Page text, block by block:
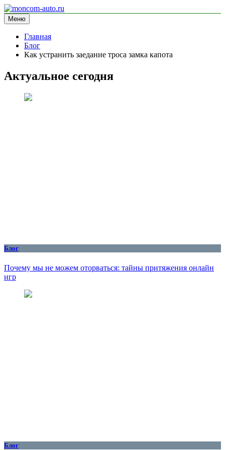
Перейти
к
содержимому
moncom-auto.ru
блог про автомобили
Меню
Главная
Блог
Как устранить заедание троса замка капота
Актуальное сегодня
Блог
Почему мы не можем оторваться: тайны притяжения онлайн
игр
Блог